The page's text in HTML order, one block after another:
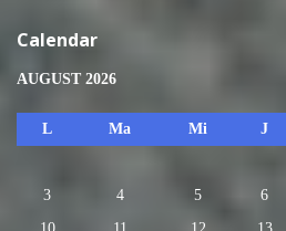
Calendar
AUGUST 2026
L Ma Mi J
3
4 5 6